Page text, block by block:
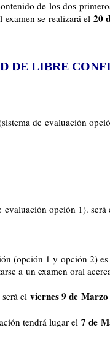
de los dos
se realizará el 20
LIBRE
de evaluación
evaluación opción 1).
(opción 1 y opción 2)
a un examen oral
será el viernes 9 de
tendrá lugar el 7 de